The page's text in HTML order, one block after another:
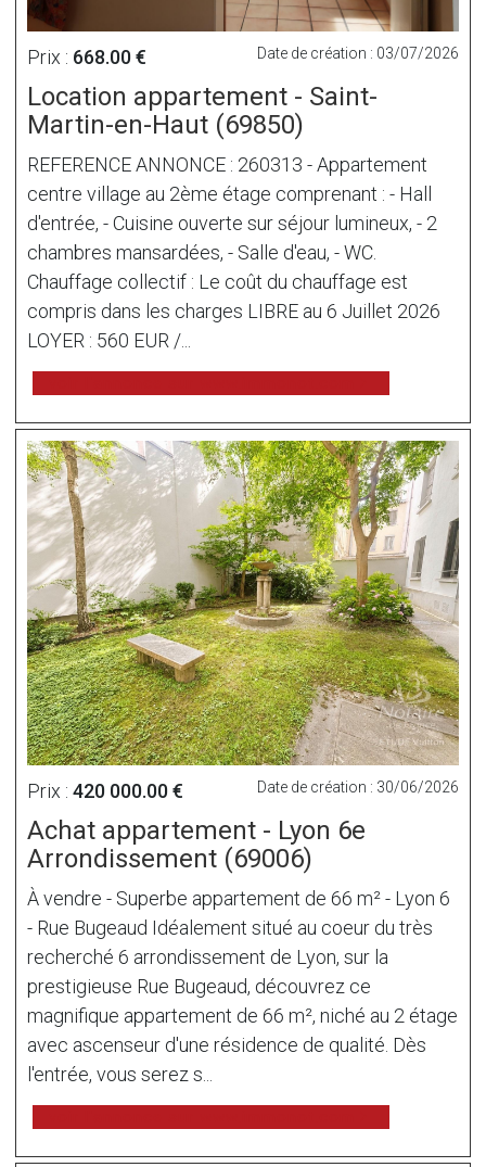
Prix : 668.00 € Date de création : 03/07/2026
Location appartement - Saint-
Martin-en-Haut (69850)
REFERENCE ANNONCE : 260313 - Appartement
centre village au 2ème étage comprenant : - Hall
d'entrée, - Cuisine ouverte sur séjour lumineux, - 2
chambres mansardées, - Salle d'eau, - WC.
Chauffage collectif : Le coût du chauffage est
compris dans les charges LIBRE au 6 Juillet 2026
LOYER : 560 EUR /...
Prix : 420 000.00 € Date de création : 30/06/2026
Achat appartement - Lyon 6e
Arrondissement (69006)
À vendre - Superbe appartement de 66 m² - Lyon 6
- Rue Bugeaud Idéalement situé au coeur du très
recherché 6 arrondissement de Lyon, sur la
prestigieuse Rue Bugeaud, découvrez ce
magnifique appartement de 66 m², niché au 2 étage
avec ascenseur d'une résidence de qualité. Dès
l'entrée, vous serez s...